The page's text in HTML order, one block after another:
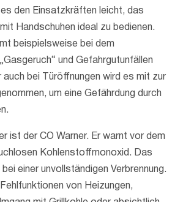
den Einsatzkräften leicht, das
Handschuhen ideal zu bedienen.
beispielsweise bei dem
und Gefahrgutunfällen
auch bei Türöffnungen wird es mit zur
um eine Gefährdung durch
ist der CO Warner. Er warnt vor dem
Kohlenstoffmonoxid. Das
einer unvollständigen Verbrennung.
von Heizungen,